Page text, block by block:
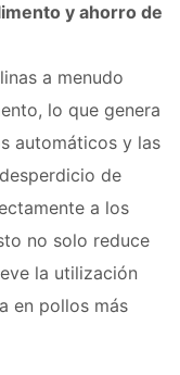
y ahorro de
a menudo
lo que genera
automáticos y las
de
a los
no solo reduce
la utilización
en pollos más